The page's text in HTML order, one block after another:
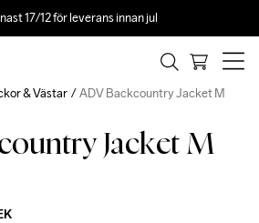
17/12 för leverans innan jul
Jacket M
& Västar ADV Backcountry Jacket M